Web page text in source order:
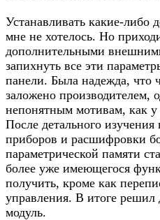
Устанавливать какие-либо
мне не хотелось. Но
дополнительными
запихнуть все эти
панели. Была надежда, что
заложено производителем,
непонятным мотивам, как
После детального
приборов и расшифровки
параметрической памяти
более уже имеющегося
получить, кроме как
управления. В итоге решил
модуль.